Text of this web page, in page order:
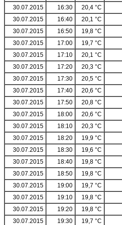
30.07.2015
16:30 20,4 °C
30.07.2015
16:40 20,1 °C
30.07.2015
16:50 19,8 °C
30.07.2015
17:00 19,7 °C
30.07.2015
17:10 20,1 °C
30.07.2015
17:20 20,3 °C
30.07.2015
17:30 20,5 °C
30.07.2015
17:40 20,6 °C
30.07.2015
17:50 20,8 °C
30.07.2015
18:00 20,6 °C
30.07.2015
18:10 20,3 °C
30.07.2015
18:20 19,9 °C
30.07.2015
18:30 19,6 °C
30.07.2015
18:40 19,8 °C
30.07.2015
18:50 19,8 °C
30.07.2015
19:00 19,7 °C
30.07.2015
19:10 19,8 °C
30.07.2015
19:20 19,8 °C
30.07.2015
19:30 19,7 °C